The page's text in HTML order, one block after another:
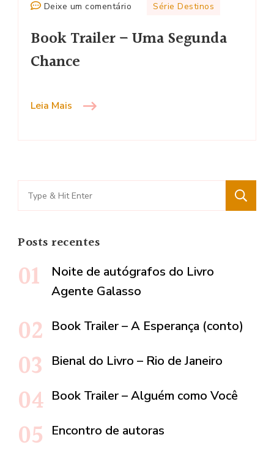
Deixe um comentário
Trailer
Série Destinos
Book Trailer – Uma Segunda
Chance
Leia Mais
Search
for:
Posts recentes
Noite de autógrafos do Livro
Agente Galasso
Book Trailer – A Esperança (conto)
Bienal do Livro – Rio de Janeiro
Book Trailer – Alguém como Você
Encontro de autoras